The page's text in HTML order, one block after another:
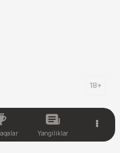
18+
Yangiliklar